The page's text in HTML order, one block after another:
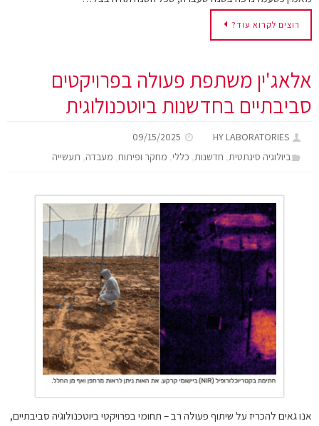
רוצים לקרוא עוד?
אלאג'ין משתפת פעולה בפרויקטים
סביבתיים בחדשנות ביוטכנולוגית
HY LABORATORIES
09/15/2025
ביולוגיה סינתטית, חדשנות, כללי, מחקר ופיתוח, מעבדה, תעשייה
אנו גאים להכריז על שיתוף פעולה רב – תחומי בפרויקטי ביוטכנולוגיה סביבתיים,